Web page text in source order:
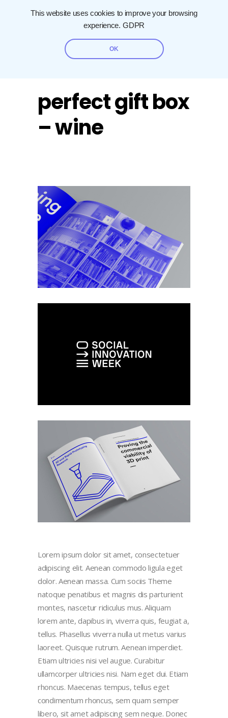
This website uses cookies to improve your browsing
experience. GDPR
OK
perfect gift box
– wine
Lorem ipsum dolor sit amet, consectetuer
adipiscing elit. Aenean commodo ligula eget
dolor. Aenean massa. Cum sociis Theme
natoque penatibus et magnis dis parturient
montes, nascetur ridiculus mus. Aliquam
lorem ante, dapibus in, viverra quis, feugiat a,
tellus. Phasellus viverra nulla ut metus varius
laoreet. Quisque rutrum. Aenean imperdiet.
Etiam ultricies nisi vel augue. Curabitur
ullamcorper ultricies nisi. Nam eget dui. Etiam
rhoncus. Maecenas tempus, tellus eget
condimentum rhoncus, sem quam semper
libero, sit amet adipiscing sem neque. Donec